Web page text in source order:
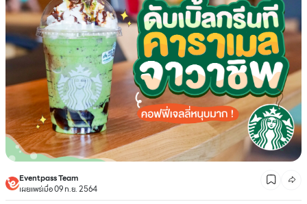
Eventpass Team
เผยแพร่เมื่อ 09 ก.ย. 2564